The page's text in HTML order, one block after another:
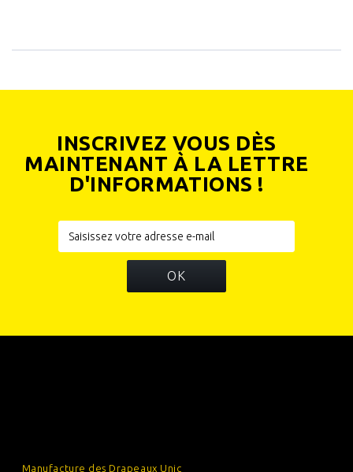
INSCRIVEZ VOUS DÈS
MAINTENANT À LA LETTRE
D'INFORMATIONS !
OK
Manufacture des Drapeaux Unic